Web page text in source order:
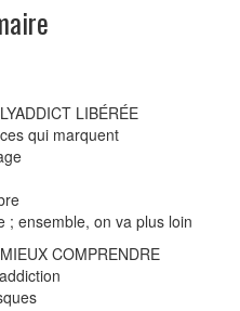
LIBÉRÉE
qui marquent
; ensemble, on va plus loin
COMPRENDRE